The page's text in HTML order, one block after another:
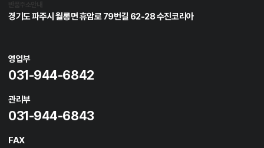
경기도 파주시 월롱면 휴암로 79번길 62-28 수진코리아
영업부
031-944-6842
관리부
031-944-6843
FAX